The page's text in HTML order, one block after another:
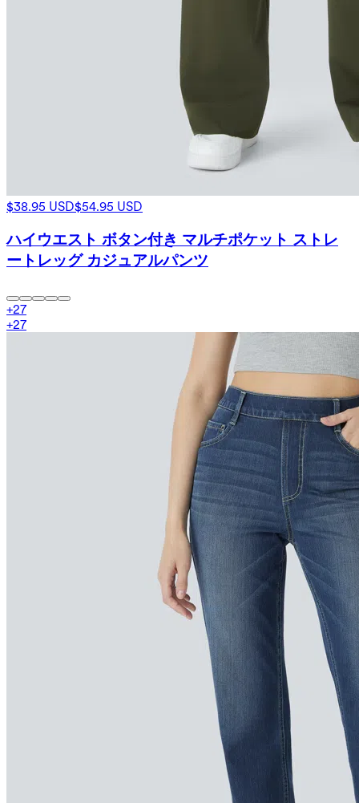
$38.95 USD$54.95 USD
ハイウエスト ボタン付き マルチポケット ストレ
ートレッグ カジュアルパンツ
+27
+27